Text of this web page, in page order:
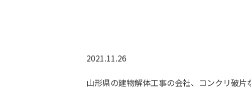
2021.11.26
山形県の建物解体工事の会社、コンクリ破片